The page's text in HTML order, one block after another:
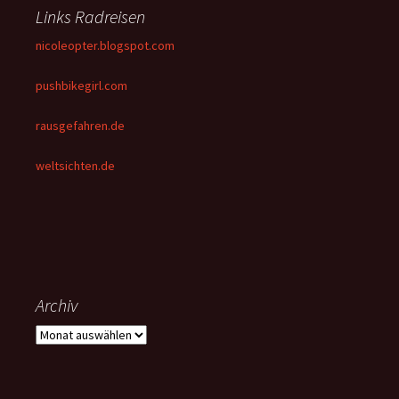
Links Radreisen
nicoleopter.blogspot.com
pushbikegirl.com
rausgefahren.de
weltsichten.de
Archiv
Archiv